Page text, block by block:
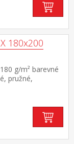
180x200
g/m² barevné
pružné,
pro matrace do